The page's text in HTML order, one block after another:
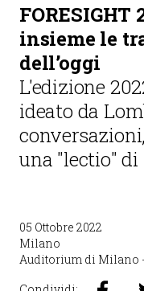
insieme le
dell’oggi
L'edizione
ideato da
una "lectio" di
05 Ottobre 2022
Milano
Auditorium di Milano